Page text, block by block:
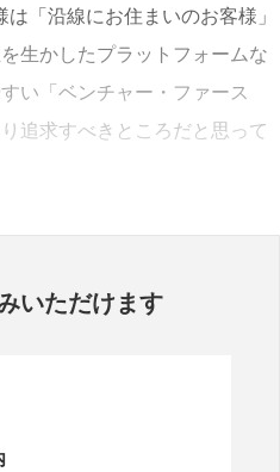
「沿線にお住まいのお客様」
生かしたプラットフォームな
い「ベンチャー・ファース
追求すべきところだと思って
いただけます